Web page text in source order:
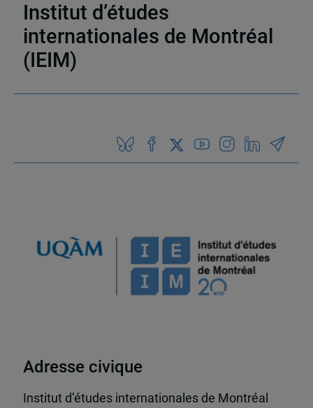
Institut d’études
internationales de Montréal
(IEIM)
Adresse civique
Institut d’études internationales de Montréal